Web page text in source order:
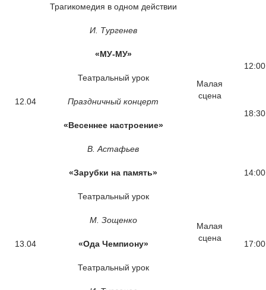
Трагикомедия в одном действии
12.04
И. Тургенев
«МУ-МУ»
Театральный урок
Малая
сцена
12:00
Праздничный концерт
«Весеннее настроение»
18:30
13.04
В. Астафьев
«Зарубки на память»
Театральный урок
Малая
сцена
14:00
М. Зощенко
«Ода Чемпиону»
Театральный урок
17:00